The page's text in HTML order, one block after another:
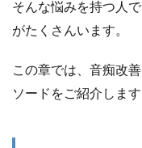
そんな悩みを持つ人で
がたくさんいます。
この章では、音痴改
ソードをご紹介します